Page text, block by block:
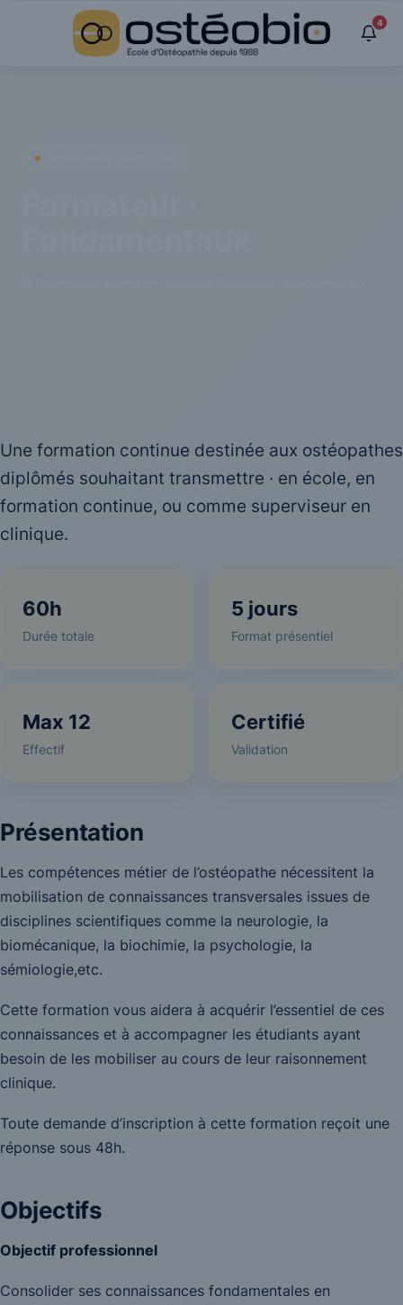
4
Une formation continue destinée aux ostéopathes
diplômés souhaitant transmettre · en école, en
formation continue, ou comme superviseur en
clinique.
60h
Durée totale
5 jours
Format présentiel
Max 12
Effectif
Certifié
Validation
Présentation
Les compétences métier de l’ostéopathe nécessitent la
mobilisation de connaissances transversales issues de
disciplines scientifiques comme la neurologie, la
biomécanique, la biochimie, la psychologie, la
sémiologie,etc.
Cette formation vous aidera à acquérir l’essentiel de ces
connaissances et à accompagner les étudiants ayant
besoin de les mobiliser au cours de leur raisonnement
clinique.
Toute demande d’inscription à cette formation reçoit une
réponse sous 48h.
Objectifs
Objectif professionnel
Consolider ses connaissances fondamentales en
Panneau de gestion des cookies